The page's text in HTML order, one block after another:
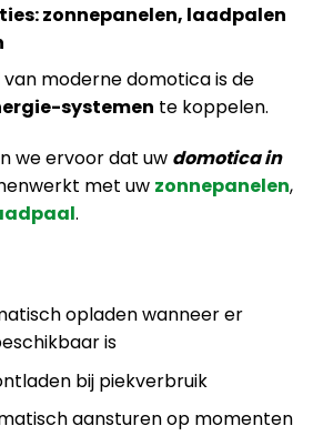
zonnepanelen, laadpalen
moderne domotica is de
systemen te koppelen.
we ervoor dat uw domotica in
met uw zonnepanelen,
.
opladen wanneer er
is
bij piekverbruik
aansturen op momenten